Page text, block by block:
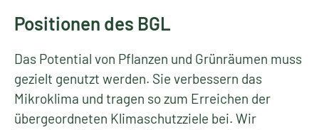
Positionen des BGL
Das Potential von Pflanzen und Grünräumen muss
gezielt genutzt werden. Sie verbessern das
Mikroklima und tragen so zum Erreichen der
übergeordneten Klimaschutzziele bei. Wir